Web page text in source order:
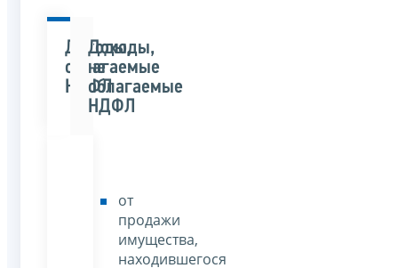
Доходы,
облагаемые
НДФЛ
Доходы,
не
облагаемые
НДФЛ
от
продажи
имущества,
находившегося